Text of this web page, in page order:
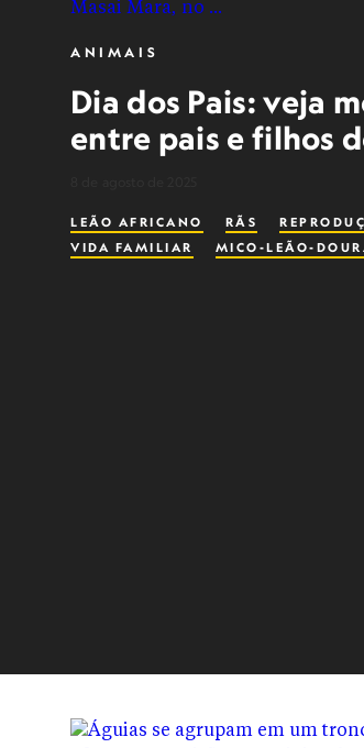
ANIMAIS
Dia dos Pais: veja
entre pais e filhos
LEÃO AFRICANO RÃS
VIDA FAMILIAR
MICO-LEÃO-